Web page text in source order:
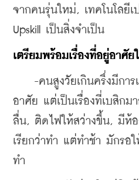
จากคนรุ่นใหม่, เทคโนโลยี
Upskill เป็นสิ่งจำเป็น
เตรียมพร้อมเรื่องที่อยู่อาศัย
-คนสูงวัยเกินครึ่งมีการเ
อาศัย แต่เป็นเรื่องที่เบสิก
ลื่น, ติดไฟให้สว่างขึ้น, มีห้
เรียกว่าทำ แต่ทำช้า มักรอ
ทำ